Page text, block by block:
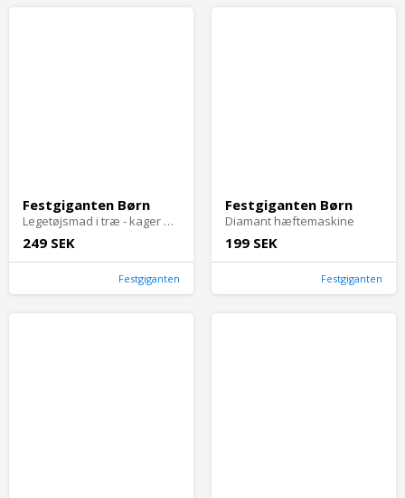
Festgiganten Børn
Legetøjsmad i træ - kager og kagefade 3 niveauer - Muffins
249 SEK
Festgiganten
Festgiganten Børn
Diamant hæftemaskine
199 SEK
Festgiganten